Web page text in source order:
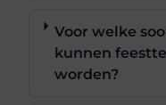
Voor welke
kunnen
worden?